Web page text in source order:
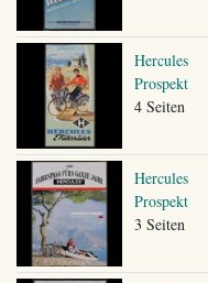
Hercules
Prospekt
4 Seiten
Hercules
Prospekt
3 Seiten